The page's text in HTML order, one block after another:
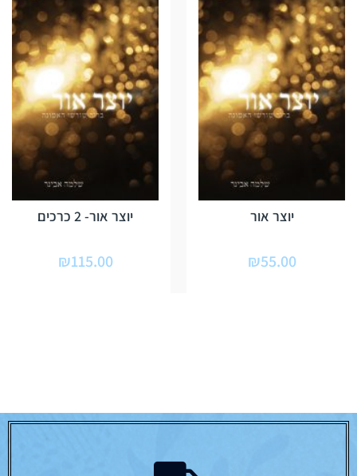
יוצר אור
₪55.00
יוצר אור- 2 כרכים
₪115.00